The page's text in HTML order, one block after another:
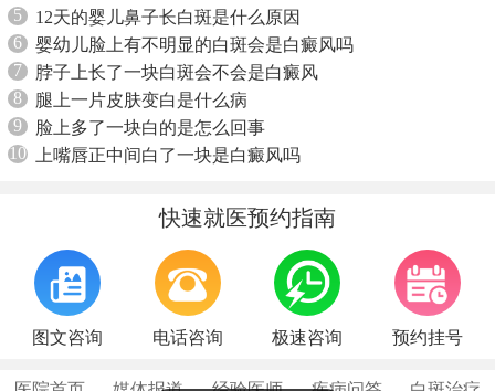
5
12天的婴儿鼻子长白斑是什么原因
6
婴幼儿脸上有不明显的白斑会是白癜风吗
7
脖子上长了一块白斑会不会是白癜风
8
腿上一片皮肤变白是什么病
9
脸上多了一块白的是怎么回事
10
上嘴唇正中间白了一块是白癜风吗
快速就医预约指南
图文咨询 电话咨询 极速咨询 预约挂号